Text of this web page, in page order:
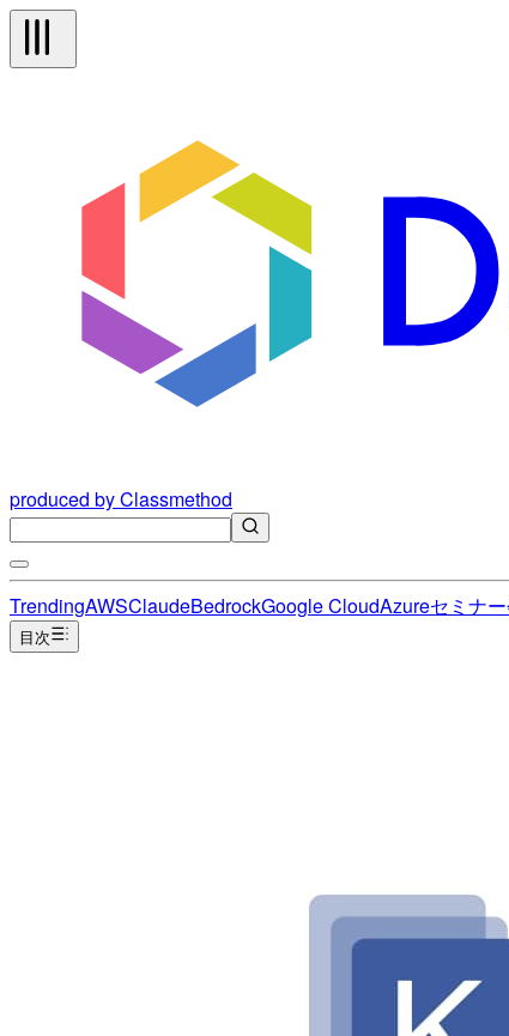
produced by Classmethod
TrendingAWSClaudeBedrockGoogle CloudAzureセミナー
目次